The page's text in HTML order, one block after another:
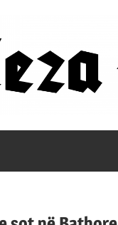
Teza
11